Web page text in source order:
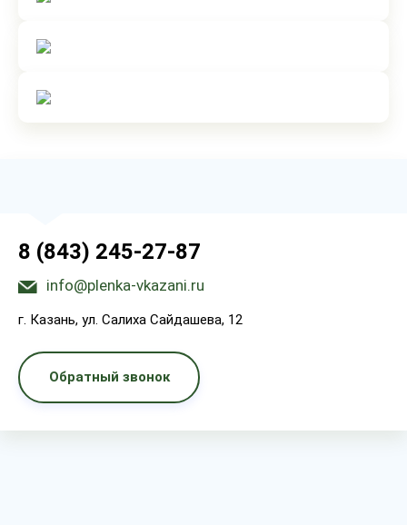
8 (843) 245-27-87
info@plenka-vkazani.ru
г. Казань, ул. Салиха Сайдашева, 12
Обратный звонок